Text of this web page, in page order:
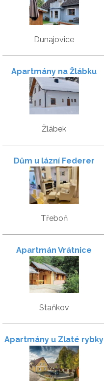
Dunajovice
Apartmány na Žlábku
Žlábek
Dům u lázní Federer
Třeboň
Apartmán Vrátnice
Staňkov
Apartmány u Zlaté rybky